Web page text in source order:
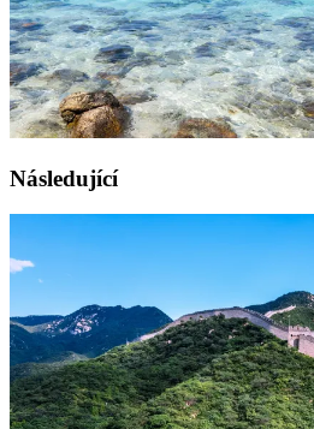
Následující